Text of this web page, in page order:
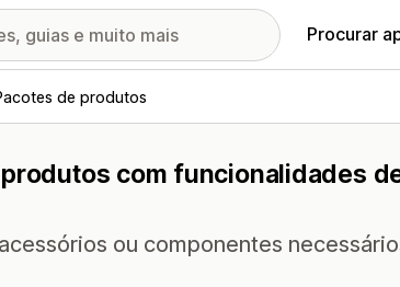
Procurar
de produtos
com funcionalidades
ou componentes